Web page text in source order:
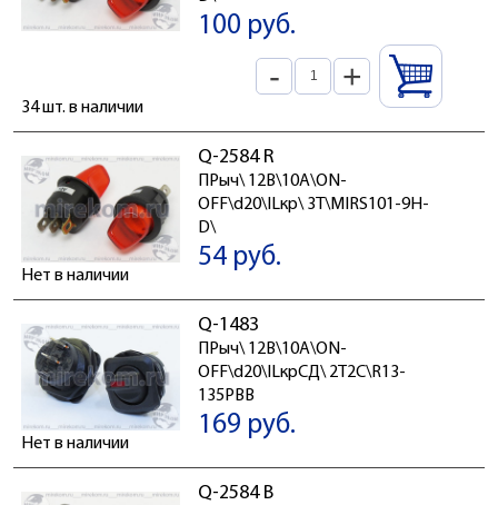
100 руб.
- +
34 шт. в наличии
Q-2584 R
ПРыч\ 12В\10А\ON-
OFF\d20\ILкр\ 3T\MIRS101-9H-
D\
54 руб.
Нет в наличии
Q-1483
ПРыч\ 12В\10А\ON-
OFF\d20\ILкрСД\ 2T2C\R13-
135PBB
169 руб.
Нет в наличии
Q-2584 B